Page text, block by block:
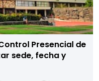
Presencial de
sede, fecha y